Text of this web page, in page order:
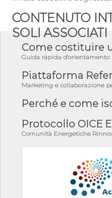
CONTENUTO
SOLI ASSOCIATI
Come costituire
Guida rapida d'orientamento
Piattaforma
Marketing e collaborazione
Perché e come
Protocollo OICE
Comunità Energetiche